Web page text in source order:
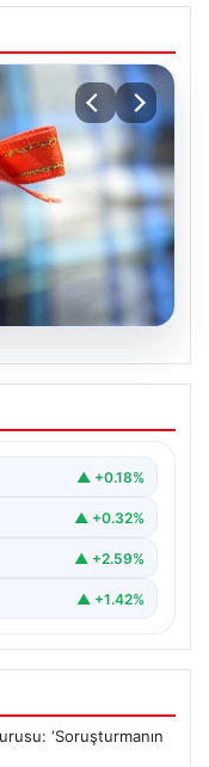
2026: Altın
çeyrek,
▲ +0.18%
▲ +0.32%
▲ +2.59%
▲ +1.42%
‘Soruşturmanın